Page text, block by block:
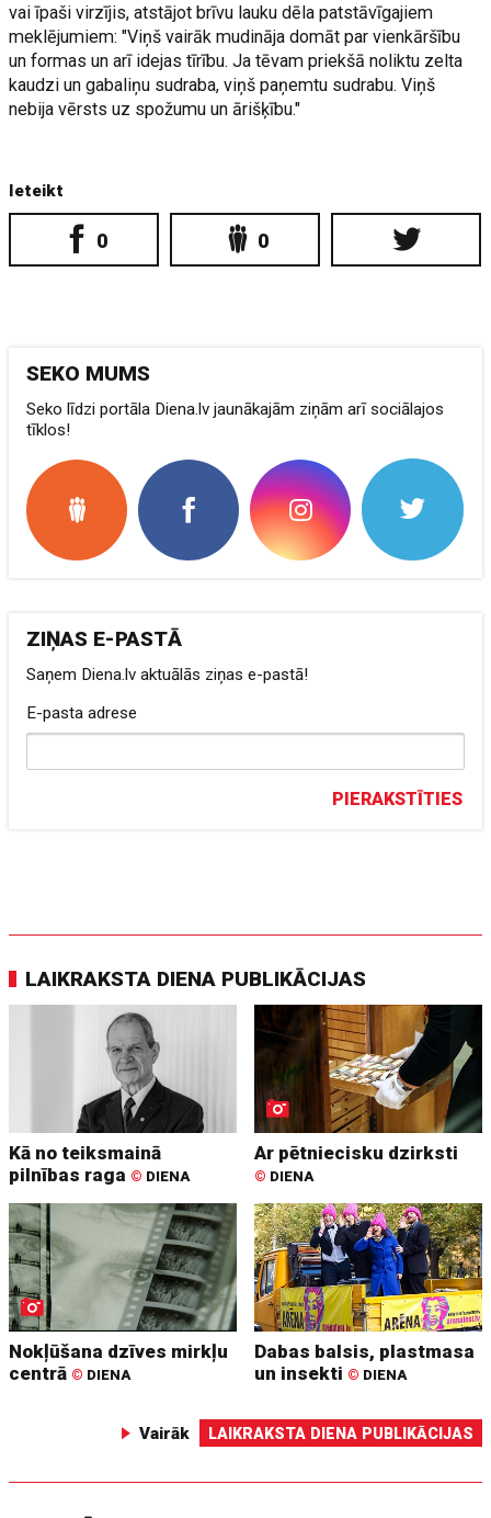
vai īpaši virzījis, atstājot brīvu lauku dēla patstāvīgajiem
meklējumiem: "Viņš vairāk mudināja domāt par vienkāršību
un formas un arī idejas tīrību. Ja tēvam priekšā noliktu zelta
kaudzi un gabaliņu sudraba, viņš paņemtu sudrabu. Viņš
nebija vērsts uz spožumu un ārišķību."
Ieteikt
0 0
SEKO MUMS
Seko līdzi portāla Diena.lv jaunākajām ziņām arī sociālajos
tīklos!
ZIŅAS E-PASTĀ
Saņem Diena.lv aktuālās ziņas e-pastā!
E-pasta adrese
PIERAKSTĪTIES
LAIKRAKSTA DIENA PUBLIKĀCIJAS
Kā no teiksmainā
pilnības raga © DIENA
Ar pētniecisku dzirksti
© DIENA
Nokļūšana dzīves mirkļu
centrā © DIENA
Dabas balsis, plastmasa
un insekti © DIENA
Vairāk LAIKRAKSTA DIENA PUBLIKĀCIJAS